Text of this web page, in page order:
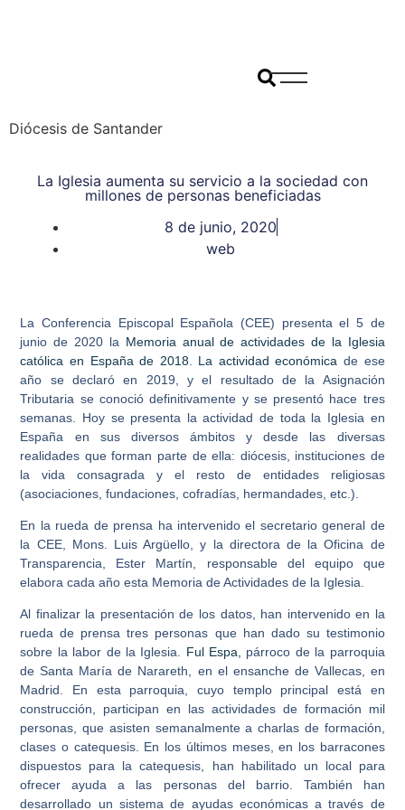
Diócesis de Santander
La Iglesia aumenta su servicio a la sociedad con
millones de personas beneficiadas
8 de junio, 2020
web
La Conferencia Episcopal Española (CEE) presenta el 5 de
junio de 2020 la Memoria anual de actividades de la Iglesia
católica en España de 2018
La actividad económicade ese
año se declaró en 2019, y el resultado de la Asignación
Tributaria se conoció definitivamente y se presentó hace tres
semanas. Hoy se presenta la actividad de toda la Iglesia en
España en sus diversos ámbitos y desde las diversas
realidades que forman parte de ella: diócesis, instituciones de
la vida consagrada y el resto de entidades religiosas
(asociaciones, fundaciones, cofradías, hermandades, etc.).
En la rueda de prensa ha intervenido el secretario general de
la CEE, Mons.
Luis Argüello , y la directora de la Oficina de
Transparencia, Ester Martín , responsable del equipo que
elabora cada año esta Memoria de Actividades de la Iglesia.
Al finalizar la presentación de los datos, han intervenido en la
rueda de prensa tres personas que han dado su testimonio
sobre la labor de la Iglesia. Ful Espa, párroco de la parroquia
de Santa María de Narareth, en el ensanche de Vallecas, en
Madrid. En esta parroquia, cuyo templo principal está en
construcción, participan en las actividades de formación mil
personas, que asisten semanalmente a charlas de formación,
clases o catequesis. En los últimos meses, en los barracones
dispuestos para la catequesis, han habilitado un local para
ofrecer ayuda a las personas del barrio. También han
desarrollado un sistema de ayudas económicas a través de